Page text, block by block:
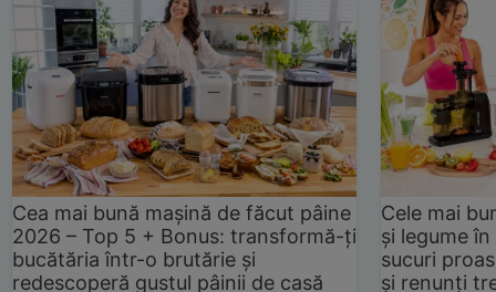
Cea mai bună mașină de făcut pâine
2026 – Top 5 + Bonus: transformă-ți
bucătăria într-o brutărie și
redescoperă gustul pâinii de casă
Cele mai
și legume
sucuri
și renunți